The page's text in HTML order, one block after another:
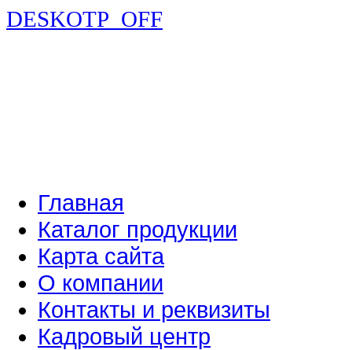
DESKOTP_OFF
Главная
Каталог продукции
Карта сайта
О компании
Контакты и реквизиты
Кадровый центр